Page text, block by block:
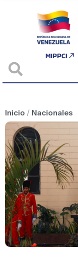
MIPPCI
Inicio / Nacionales